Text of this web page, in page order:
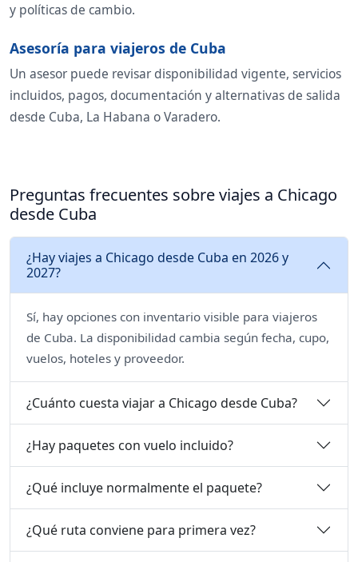
y políticas de cambio.
Asesoría para viajeros de Cuba
Un asesor puede revisar disponibilidad vigente, servicios
incluidos, pagos, documentación y alternativas de salida
desde Cuba, La Habana o Varadero.
Preguntas frecuentes sobre viajes a Chicago
desde Cuba
¿Hay viajes a Chicago desde Cuba en 2026 y
2027?
Sí, hay opciones con inventario visible para viajeros
de Cuba. La disponibilidad cambia según fecha, cupo,
vuelos, hoteles y proveedor.
¿Cuánto cuesta viajar a Chicago desde Cuba?
¿Hay paquetes con vuelo incluido?
¿Qué incluye normalmente el paquete?
¿Qué ruta conviene para primera vez?